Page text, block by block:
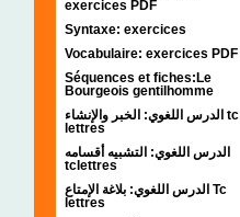
exercices PDF
Syntaxe: exercices
Vocabulaire: exercices PDF
Séquences et fiches:Le
Bourgeois gentilhomme
الدرس اللغوي: الخبر والإنشاء tc
lettres
الدرس اللغوي: التشبيه أقسامه
tclettres
الدرس اللغوي: بلاغة الإمتاع Tc
lettres